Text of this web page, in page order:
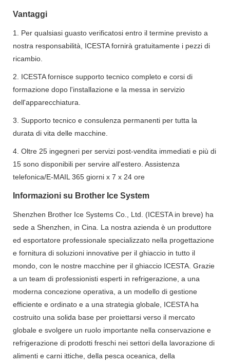
Vantaggi
1. Per qualsiasi guasto verificatosi entro il termine previsto a
nostra responsabilità, ICESTA fornirà gratuitamente i pezzi di
ricambio.
2. ICESTA fornisce supporto tecnico completo e corsi di
formazione dopo l'installazione e la messa in servizio
dell'apparecchiatura.
3. Supporto tecnico e consulenza permanenti per tutta la
durata di vita delle macchine.
4. Oltre 25 ingegneri per servizi post-vendita immediati e più di
15 sono disponibili per servire all'estero. Assistenza
telefonica/E-MAIL 365 giorni x 7 x 24 ore
Informazioni su Brother Ice System
Shenzhen Brother Ice Systems Co., Ltd. (ICESTA in breve) ha
sede a Shenzhen, in Cina. La nostra azienda è un produttore
ed esportatore professionale specializzato nella progettazione
e fornitura di soluzioni innovative per il ghiaccio in tutto il
mondo, con le nostre macchine per il ghiaccio ICESTA. Grazie
a un team di professionisti esperti in refrigerazione, a una
moderna concezione operativa, a un modello di gestione
efficiente e ordinato e a una strategia globale, ICESTA ha
costruito una solida base per proiettarsi verso il mercato
globale e svolgere un ruolo importante nella conservazione e
refrigerazione di prodotti freschi nei settori della lavorazione di
alimenti e carni ittiche, della pesca oceanica, della